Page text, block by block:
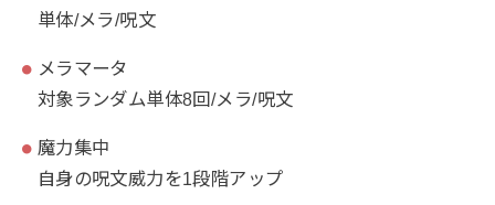
単体/メラ/呪文
メラマータ
対象ランダム単体8回/メラ/呪文
魔力集中
自身の呪文威力を1段階アップ